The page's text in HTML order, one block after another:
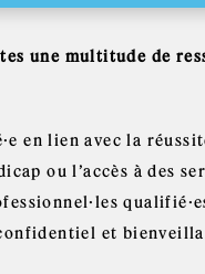
une multitude de
en lien avec la
ou l’accès à des
et